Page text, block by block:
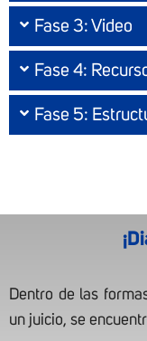
Fase 3: Video
Fase 4:
Fase 5:
Dentro de las
un juicio, se